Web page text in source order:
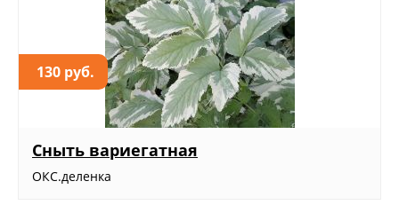
130 руб.
Сныть вариегатная
ОКС.деленка